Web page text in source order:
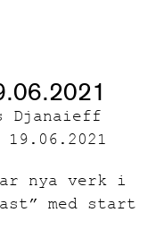
Djanaieff
nya verk i
med start